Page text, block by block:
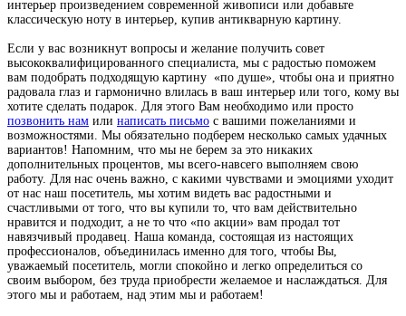
интерьер произведением современной живописи или добавьте
классическую ноту в интерьер, купив антикварную картину.
Если у вас возникнут вопросы и желание получить совет
высококвалифицированного специалиста, мы с радостью поможем
вам подобрать подходящую картину «по душе», чтобы она и приятно
радовала глаз и гармонично влилась в ваш интерьер или того, кому вы
хотите сделать подарок. Для этого Вам необходимо или просто
позвонить нам или написать письмо с вашими пожеланиями и
возможностями. Мы обязательно подберем несколько самых удачных
вариантов! Напомним, что мы не берем за это никаких
дополнительных процентов, мы всего-навсего выполняем свою
работу. Для нас очень важно, с какими чувствами и эмоциями уходит
от нас наш посетитель, мы хотим видеть вас радостными и
счастливыми от того, что вы купили то, что вам действительно
нравится и подходит, а не то что «по акции» вам продал тот
навязчивый продавец. Наша команда, состоящая из настоящих
профессионалов, объединилась именно для того, чтобы Вы,
уважаемый посетитель, могли спокойно и легко определиться со
своим выбором, без труда приобрести желаемое и наслаждаться. Для
этого мы и работаем, над этим мы и работаем!